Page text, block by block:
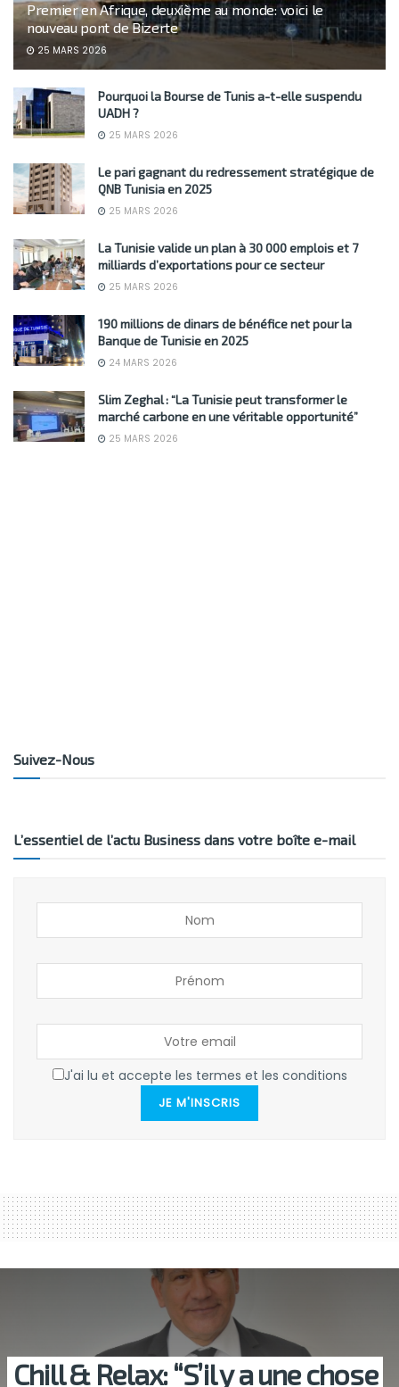
Premier en Afrique, deuxième au monde: voici le
nouveau pont de Bizerte
25 MARS 2026
Pourquoi la Bourse de Tunis a-t-elle suspendu
UADH ?
25 MARS 2026
Le pari gagnant du redressement stratégique de
QNB Tunisia en 2025
25 MARS 2026
La Tunisie valide un plan à 30 000 emplois et 7
milliards d’exportations pour ce secteur
25 MARS 2026
190 millions de dinars de bénéfice net pour la
Banque de Tunisie en 2025
24 MARS 2026
Slim Zeghal : “La Tunisie peut transformer le
marché carbone en une véritable opportunité”
25 MARS 2026
Suivez-Nous
L’essentiel de l’actu Business dans votre boîte e-mail
J'ai lu et accepte les termes et les conditions
JE M'INSCRIS
Chill & Relax: “S’il y a une chose